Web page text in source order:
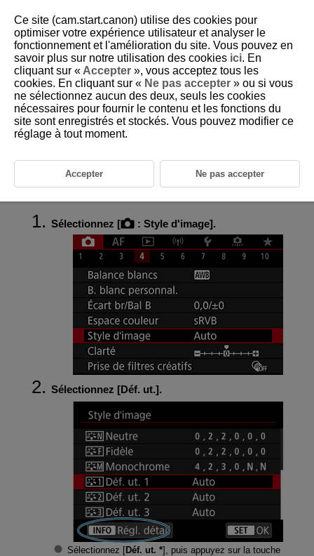
D180-074
Enregistrement du style d'image
Vous pouvez sélectionner un style d'image de base tel que [Portrait] ou
Paysage], l'ajuster à votre guise et l'enregistrer sous [
ut. 3]. Pratique lors de la création de plusieurs styles d'image avec des
Les styles d'image que vous avez enregistrés sur l'appareil photo au
moyen d'EOS Utility (logiciel EOS,
) peuvent également être modifiés
ici.
Sélectionnez [ : Style d'image].
Sélectionnez [Déf. ut.].
Sélectionnez [Déf. ut. *], puis appuyez sur la touche
Ce site (cam.start.canon) utilise des cookies pour
optimiser votre expérience utilisateur et analyser le
fonctionnement et l'amélioration du site. Vous pouvez en
savoir plus sur notre utilisation des cookies ici. En
cliquant sur « Accepter », vous acceptez tous les
cookies. En cliquant sur « Ne pas accepter » ou si vous
ne sélectionnez aucun des deux, seuls les cookies
nécessaires pour fournir le contenu et les fonctions du
site sont enregistrés et stockés. Vous pouvez modifier ce
réglage à tout moment.
Accepter Ne pas accepter